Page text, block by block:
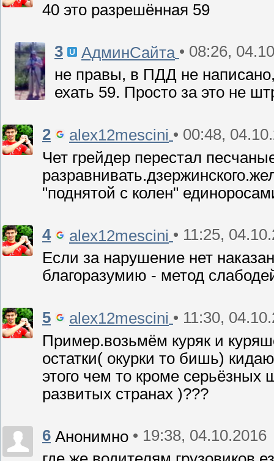
40 это разрешённая 59
3 АдминСайта • 08:26,
не правы, в ПДД не
ехать 59. Просто за это не
2 alex12mescini • 00:48,
Чет грейдер перестал
"поднятой с колен"
4 alex12mescini • 11:25,
Если за нарушение нет
благоразумию - метод
5 alex12mescini • 11:30,
Пример.возьмём куряк и
остатки( окурки то бишь)
этого чем то кроме
развитых странах )???
6 Анонимно • 19:38, 04.10.2016